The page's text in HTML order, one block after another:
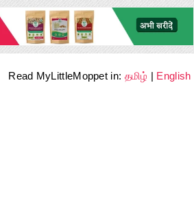
Read MyLittleMoppet in: தமிழ் | English